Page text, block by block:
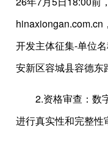
hinaxiongan.com.cn
开发主体征集-单位
安新区容城县容德东
2.资格审查：数
进行真实性和完整性